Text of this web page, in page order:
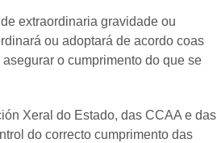
extraordinaria gravidade ou
ou adoptará de acordo coas
o cumprimento do que se
Xeral do Estado, das CCAA e das
do correcto cumprimento das